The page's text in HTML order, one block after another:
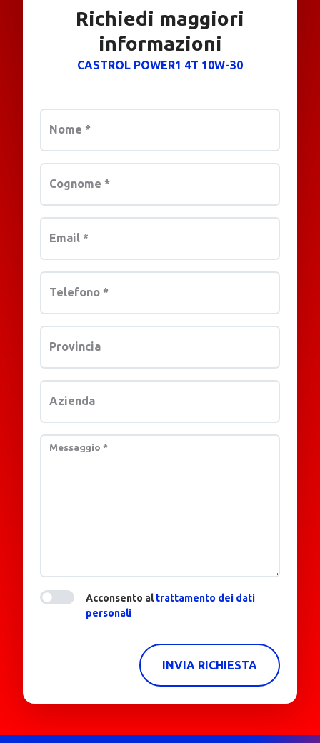
Richiedi maggiori
informazioni
CASTROL POWER1 4T 10W-30
Nome *
Cognome *
Email *
Telefono *
Provincia
Azienda
Messaggio *
Acconsento altrattamento dei dati
personali
INVIA RICHIESTA